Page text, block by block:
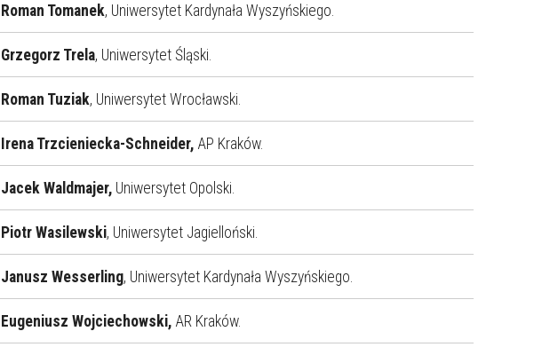
Roman Tomanek, Uniwersytet Kardynała Wyszyńskiego.
Grzegorz Trela, Uniwersytet Śląski.
Roman Tuziak, Uniwersytet Wrocławski.
Irena Trzcieniecka-Schneider, AP Kraków.
Jacek Waldmajer, Uniwersytet Opolski.
Piotr Wasilewski, Uniwersytet Jagielloński.
Janusz Wesserling, Uniwersytet Kardynała Wyszyńskiego.
Eugeniusz Wojciechowski, AR Kraków.